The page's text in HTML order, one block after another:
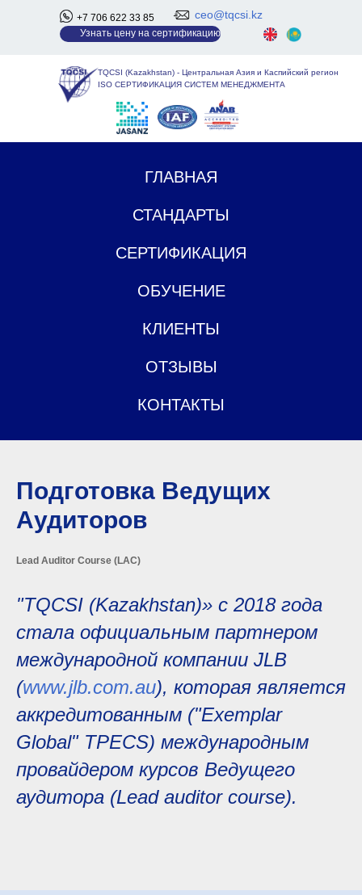
+7 706 622 33 85 ceo@tqcsi.kz
Узнать цену на сертификацию
TQCSI (Kazakhstan) - Центральная Азия и Каспийский регион
ISO СЕРТИФИКАЦИЯ СИСТЕМ МЕНЕДЖМЕНТА
ГЛАВНАЯ
СТАНДАРТЫ
СЕРТИФИКАЦИЯ
ОБУЧЕНИЕ
КЛИЕНТЫ
ОТЗЫВЫ
КОНТАКТЫ
Подготовка Ведущих
Аудиторов
Lead Auditor Course (LAC)
"TQCSI (Kazakhstan)» с 2018 года
стала официальным партнером
международной компании JLB
(www.jlb.com.au), которая является
аккредитованным ("Exemplar
Global" TPECS) международным
провайдером курсов Ведущего
аудитора (Lead auditor course).